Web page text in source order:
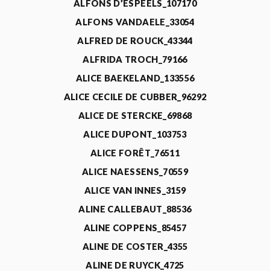
ALFONS D’ESPEELS_107170
ALFONS VANDAELE_33054
ALFRED DE ROUCK_43344
ALFRIDA TROCH_79166
ALICE BAEKELAND_133556
ALICE CECILE DE CUBBER_96292
ALICE DE STERCKE_69868
ALICE DUPONT_103753
ALICE FORÊT_76511
ALICE NAESSENS_70559
ALICE VAN INNES_3159
ALINE CALLEBAUT_88536
ALINE COPPENS_85457
ALINE DE COSTER_4355
ALINE DE RUYCK_4725